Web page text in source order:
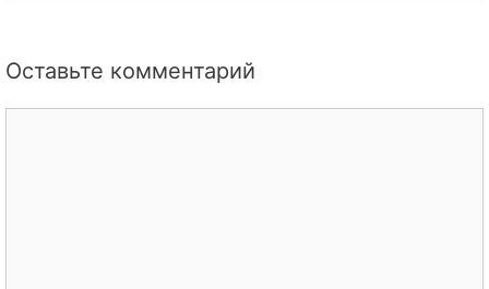
Оставьте комментарий